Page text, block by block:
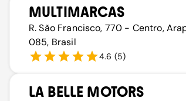
MULTIMARCAS
R. São Francisco, 770 - Centro,
085, Brasil
4.6 (5)
LA BELLE MOTORS